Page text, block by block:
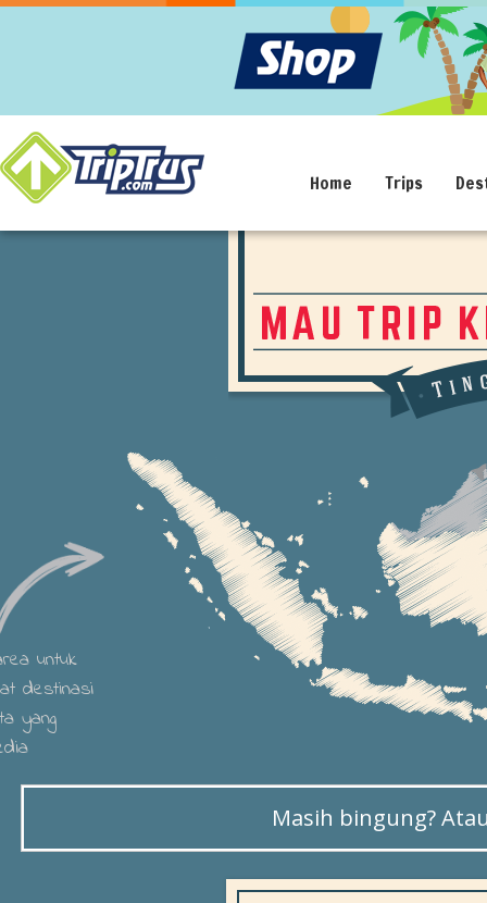
Home Trips
untuk
destinasi
yang
Masih bingung?